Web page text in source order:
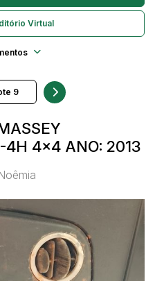
Virtual
4H 4x4 ANO: 2013